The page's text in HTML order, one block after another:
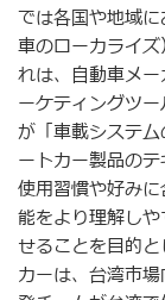
では各国や地域
車のローカライ
れは、自動車メ
ーケティングツ
が「車載システ
ートカー製品の
使用習慣や好み
能をより理解し
せることを目的
カーは、台湾市